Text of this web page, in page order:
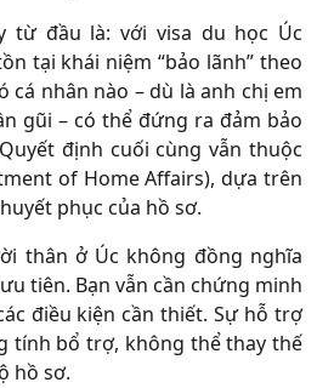
từ đầu là: với visa du học Úc
tại khái niệm “bảo lãnh” theo
cá nhân nào – dù là anh chị em
gũi – có thể đứng ra đảm bảo
định cuối cùng vẫn thuộc
of Home Affairs), dựa trên
phục của hồ sơ.
thân ở Úc không đồng nghĩa
tiên. Bạn vẫn cần chứng minh
điều kiện cần thiết. Sự hỗ trợ
tính bổ trợ, không thể thay thế
hồ sơ.